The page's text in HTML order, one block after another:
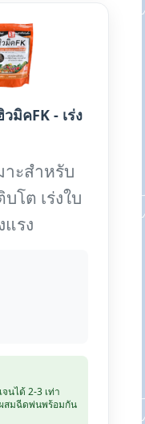
มิคFK - เร่ง
าะสำหรับ
โต เร่งใบ
แรง
นได้ 2-3 เท่า
สมฉีดพ่นพร้อมกัน